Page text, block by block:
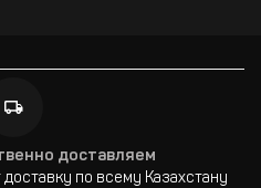
доставляем
по всему Казахстану